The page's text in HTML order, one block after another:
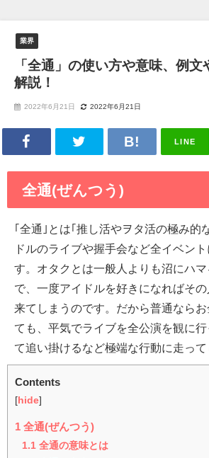
業界
「全通」の使い方や意味、例
解説！
2022年6月21日 2022年6月21日
LINE
全通(ぜんつう)
｢全通｣とは｢推し活やヲタ活の極み的
ドルのライブや握手会など全イベン
す。オタクとは一般人よりも沼にハ
で、一度アイドルを好きになればそ
来てしまうのです。だから普通なら
ても、平気でライブを全公演を観に
て追い掛けるなど極端な行動に走って
Contents
[ hide]
1 全通(ぜんつう)
1.1 全通の意味とは